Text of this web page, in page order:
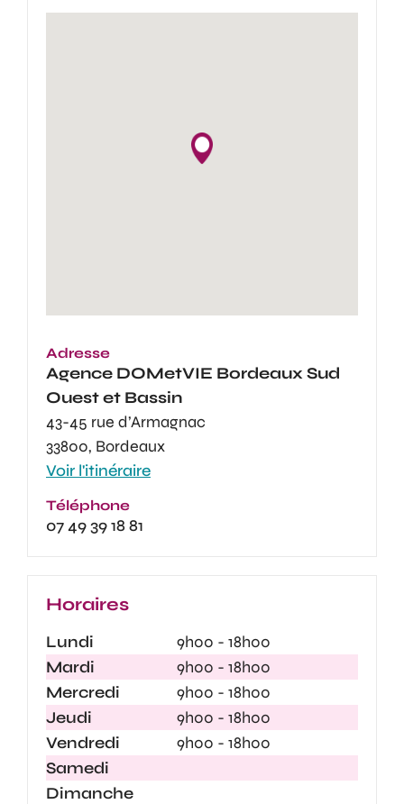
Adresse
Agence DOMetVIE Bordeaux Sud
Ouest et Bassin
43-45 rue d’Armagnac
33800, Bordeaux
Voir l'itinéraire
Téléphone
07 49 39 18 81
Horaires
Lundi
9h00 - 18h00
Mardi
9h00 - 18h00
Mercredi
9h00 - 18h00
Jeudi
9h00 - 18h00
Vendredi
9h00 - 18h00
Samedi
Dimanche